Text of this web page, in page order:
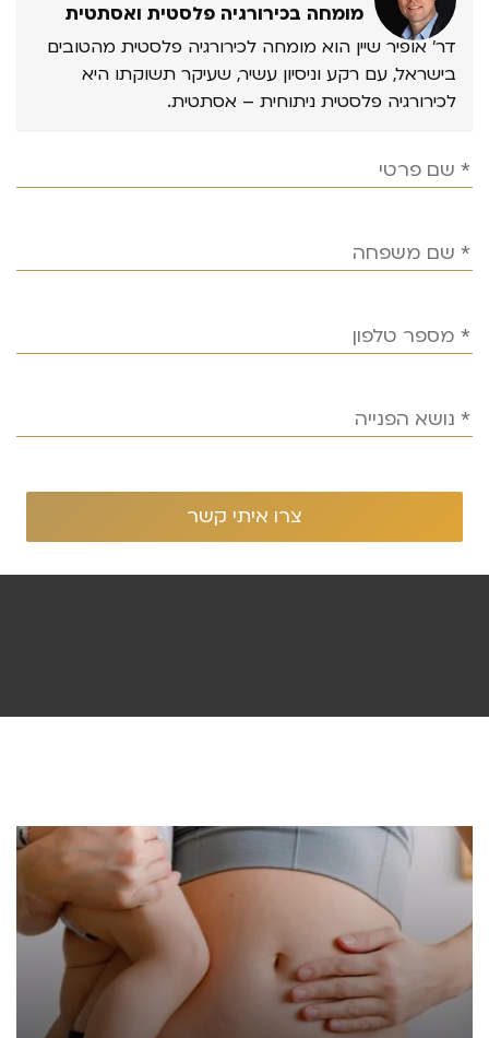
מומחה בכירורגיה פלסטית ואסתטית
דר’ אופיר שיין הוא מומחה לכירורגיה פלסטית מהטובים
בישראל, עם רקע וניסיון עשיר, שעיקר תשוקתו היא
לכירורגיה פלסטית ניתוחית – אסתטית.